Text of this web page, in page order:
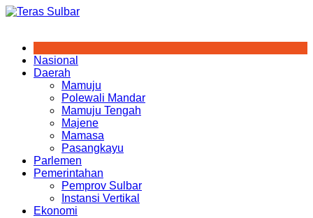
Skip
Nasional
Daerah
Mamuju
Polewali Mandar
Mamuju Tengah
Majene
Mamasa
Pasangkayu
Parlemen
Pemerintahan
Pemprov Sulbar
Instansi Vertikal
Ekonomi